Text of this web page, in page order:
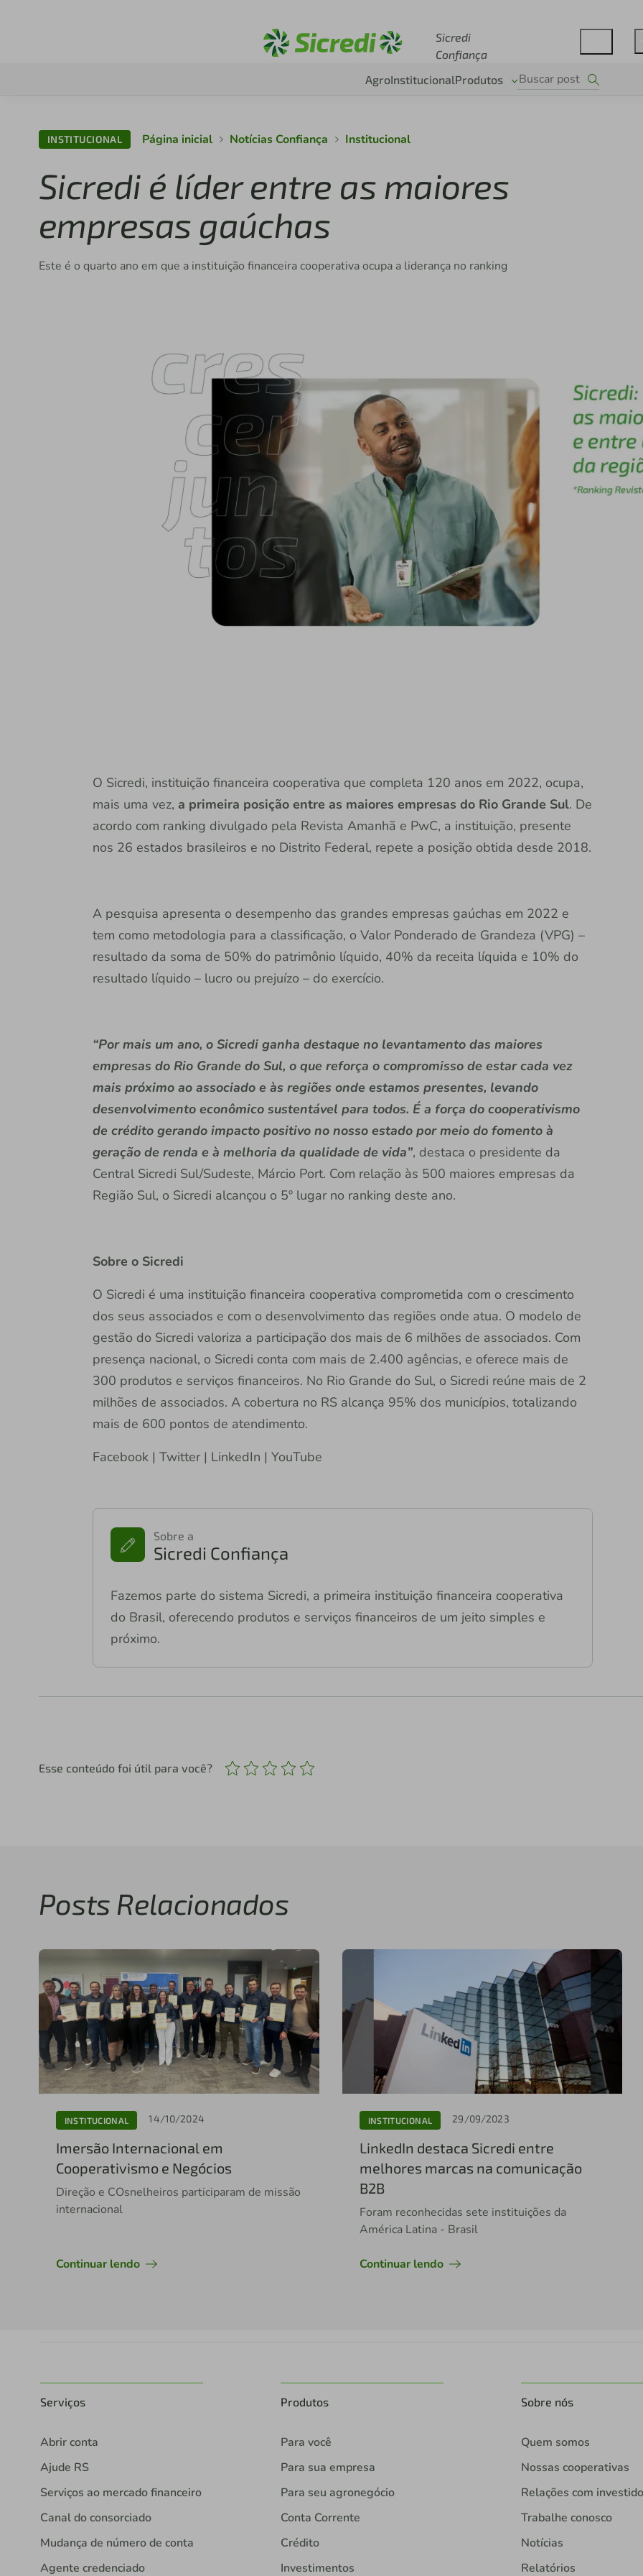
Sicredi
Confiança
AgroInstitucionalProdutos
INSTITUCIONAL Página inicial Notícias Confiança Institucional
Sicredi é líder entre as maiores
empresas gaúchas
Este é o quarto ano em que a instituição financeira cooperativa ocupa a liderança no ranking
O Sicredi, instituição financeira cooperativa que completa 120 anos em 2022, ocupa,
mais uma vez, a primeira posição entre as maiores empresas do Rio Grande Sul. De
acordo com ranking divulgado pela Revista Amanhã e PwC, a instituição, presente
nos 26 estados brasileiros e no Distrito Federal, repete a posição obtida desde 2018.
A pesquisa apresenta o desempenho das grandes empresas gaúchas em 2022 e
tem como metodologia para a classificação, o Valor Ponderado de Grandeza (VPG) –
resultado da soma de 50% do patrimônio líquido, 40% da receita líquida e 10% do
resultado líquido – lucro ou prejuízo – do exercício.
“Por mais um ano, o Sicredi ganha destaque no levantamento das maiores
empresas do Rio Grande do Sul, o que reforça o compromisso de estar cada vez
mais próximo ao associado e às regiões onde estamos presentes, levando
desenvolvimento econômico sustentável para todos. É a força do cooperativismo
de crédito gerando impacto positivo no nosso estado por meio do fomento à
geração de renda e à melhoria da qualidade de vida”, destaca o presidente da
Central Sicredi Sul/Sudeste, Márcio Port. Com relação às 500 maiores empresas da
Região Sul, o Sicredi alcançou o 5º lugar no ranking deste ano.
Sobre o Sicredi
O Sicredi é uma instituição financeira cooperativa comprometida com o crescimento
dos seus associados e com o desenvolvimento das regiões onde atua. O modelo de
gestão do Sicredi valoriza a participação dos mais de 6 milhões de associados. Com
presença nacional, o Sicredi conta com mais de 2.400 agências, e oferece mais de
300 produtos e serviços financeiros. No Rio Grande do Sul, o Sicredi reúne mais de 2
milhões de associados. A cobertura no RS alcança 95% dos municípios, totalizando
mais de 600 pontos de atendimento.
Facebook | Twitter | LinkedIn | YouTube
Sobre a
Sicredi Confiança
Fazemos parte do sistema Sicredi, a primeira instituição financeira cooperativa
do Brasil, oferecendo produtos e serviços financeiros de um jeito simples e
próximo.
Esse conteúdo foi útil para você?
Posts Relacionados
INSTITUCIONAL 14/10/2024
Imersão Internacional em
Cooperativismo e Negócios
Direção e COsnelheiros participaram de missão
internacional
Continuar lendo
INSTITUCIONAL 29/09/2023
LinkedIn destaca Sicredi entre
melhores marcas na comunicação
B2B
Foram reconhecidas sete instituições da
América Latina - Brasil
Continuar lendo
Serviços
Abrir conta
Ajude RS
Serviços ao mercado financeiro
Canal do consorciado
Mudança de número de conta
Agente credenciado
Produtos
Para você
Para sua empresa
Para seu agronegócio
Conta Corrente
Crédito
Investimentos
Sobre nós
Quem somos
Nossas cooperativas
Relações com
Trabalhe conosco
Notícias
Relatórios